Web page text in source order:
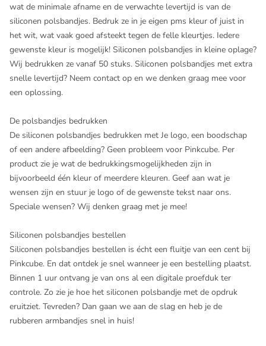
wat de minimale afname en de verwachte levertijd is van de
siliconen polsbandjes. Bedruk ze in je eigen pms kleur of juist in
het wit, wat vaak goed afsteekt tegen de felle kleurtjes. Iedere
gewenste kleur is mogelijk! Siliconen polsbandjes in kleine oplage?
Wij bedrukken ze vanaf 50 stuks. Siliconen polsbandjes met extra
snelle levertijd? Neem contact op en we denken graag mee voor
een oplossing.
De polsbandjes bedrukken
De siliconen polsbandjes bedrukken met Je logo, een boodschap
of een andere afbeelding? Geen probleem voor Pinkcube. Per
product zie je wat de bedrukkingsmogelijkheden zijn in
bijvoorbeeld één kleur of meerdere kleuren. Geef aan wat je
wensen zijn en stuur je logo of de gewenste tekst naar ons.
Speciale wensen? Wij denken graag met je mee!
Siliconen polsbandjes bestellen
Siliconen polsbandjes bestellen is écht een fluitje van een cent bij
Pinkcube. En dat ontdek je snel wanneer je een bestelling plaatst.
Binnen 1 uur ontvang je van ons al een digitale proefduk ter
controle. Zo zie je hoe het siliconen polsbandje met de opdruk
eruitziet. Tevreden? Dan gaan we aan de slag en heb je de
rubberen armbandjes snel in huis!